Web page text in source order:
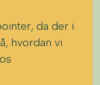
da der i
hvordan vi